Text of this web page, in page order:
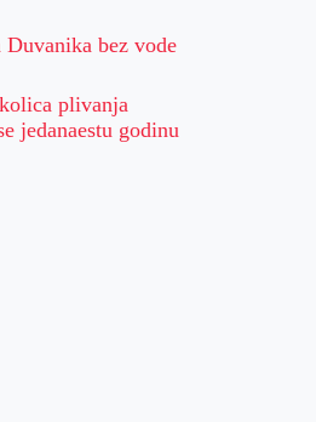
Duvanika bez vode
plivanja
jedanaestu godinu